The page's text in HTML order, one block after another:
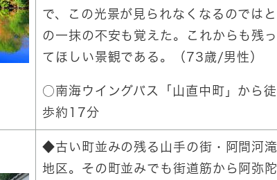
で、この光景が見られなくなるのではと
の一抹の不安も覚えた。これからも残っ
てほしい景観である。（73歳/男性）
○南海ウイングバス「山直中町」から徒
歩約17分
◆古い町並みの残る山手の街・阿間河滝
地区。その町並みでも街道筋から阿弥陀